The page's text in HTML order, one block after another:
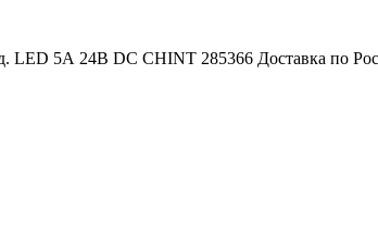
LED 5А 24В DC CHINT 285366 Доставка по